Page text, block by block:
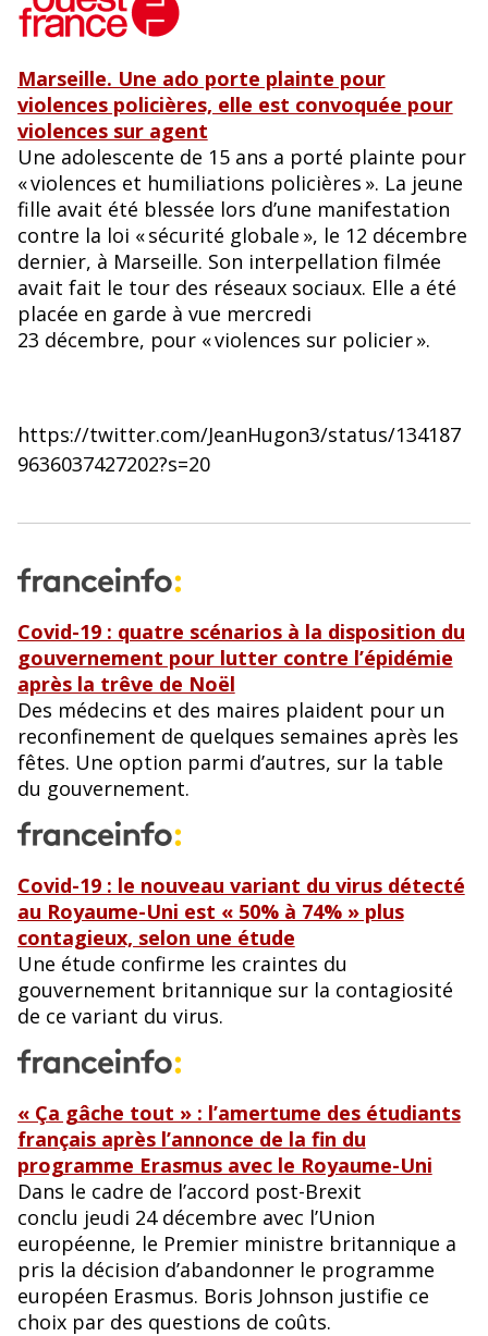
Marseille. Une ado porte plainte pour
violences policières, elle est convoquée pour
violences sur agent
Une adolescente de 15 ans a porté plainte pour
« violences et humiliations policières ». La jeune
fille avait été blessée lors d’une manifestation
contre la loi « sécurité globale », le 12 décembre
dernier, à Marseille. Son interpellation filmée
avait fait le tour des réseaux sociaux. Elle a été
placée en garde à vue mercredi
23 décembre, pour « violences sur policier ».
https://twitter.com/JeanHugon3/status/134187
9636037427202?s=20
Covid-19 : quatre scénarios à la disposition du
gouvernement pour lutter contre l’épidémie
après la trêve de Noël
Des médecins et des maires plaident pour un
reconfinement de quelques semaines après les
fêtes. Une option parmi d’autres, sur la table
du gouvernement.
Covid-19 : le nouveau variant du virus détecté
au Royaume-Uni est « 50% à 74% » plus
contagieux, selon une étude
Une étude confirme les craintes du
gouvernement britannique sur la contagiosité
de ce variant du virus.
« Ça gâche tout » : l’amertume des étudiants
français après l’annonce de la fin du
programme Erasmus avec le Royaume-Uni
Dans le cadre de l’accord post-Brexit
conclu jeudi 24 décembre avec l’Union
européenne, le Premier ministre britannique a
pris la décision d’abandonner le programme
européen Erasmus. Boris Johnson justifie ce
choix par des questions de coûts.